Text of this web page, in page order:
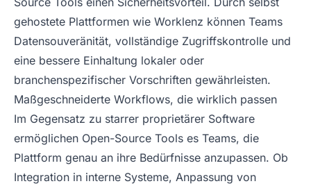
gehostete Plattformen wie Worklenz können Teams
Datensouveränität, vollständige Zugriffskontrolle und
eine bessere Einhaltung lokaler oder
branchenspezifischer Vorschriften gewährleisten.
Maßgeschneiderte Workflows, die wirklich passen
Im Gegensatz zu starrer proprietärer Software
ermöglichen Open-Source Tools es Teams, die
Plattform genau an ihre Bedürfnisse anzupassen. Ob
Integration in interne Systeme, Anpassung von